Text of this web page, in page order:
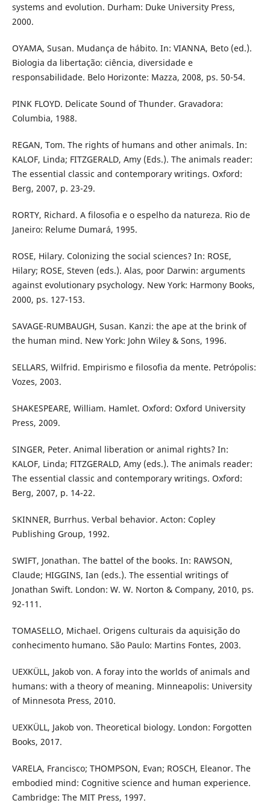
systems and evolution. Durham: Duke University Press,
2000.
OYAMA, Susan. Mudança de hábito. In: VIANNA, Beto (ed.).
Biologia da libertação: ciência, diversidade e
responsabilidade. Belo Horizonte: Mazza, 2008, ps. 50-54.
PINK FLOYD. Delicate Sound of Thunder. Gravadora:
Columbia, 1988.
REGAN, Tom. The rights of humans and other animals. In:
KALOF, Linda; FITZGERALD, Amy (Eds.). The animals reader:
The essential classic and contemporary writings. Oxford:
Berg, 2007, p. 23-29.
RORTY, Richard. A filosofia e o espelho da natureza. Rio de
Janeiro: Relume Dumará, 1995.
ROSE, Hilary. Colonizing the social sciences? In: ROSE,
Hilary; ROSE, Steven (eds.). Alas, poor Darwin: arguments
against evolutionary psychology. New York: Harmony Books,
2000, ps. 127-153.
SAVAGE-RUMBAUGH, Susan. Kanzi: the ape at the brink of
the human mind. New York: John Wiley & Sons, 1996.
SELLARS, Wilfrid. Empirismo e filosofia da mente. Petrópolis:
Vozes, 2003.
SHAKESPEARE, William. Hamlet. Oxford: Oxford University
Press, 2009.
SINGER, Peter. Animal liberation or animal rights? In:
KALOF, Linda; FITZGERALD, Amy (eds.). The animals reader:
The essential classic and contemporary writings. Oxford:
Berg, 2007, p. 14-22.
SKINNER, Burrhus. Verbal behavior. Acton: Copley
Publishing Group, 1992.
SWIFT, Jonathan. The battel of the books. In: RAWSON,
Claude; HIGGINS, Ian (eds.). The essential writings of
Jonathan Swift. London: W. W. Norton & Company, 2010, ps.
92-111.
TOMASELLO, Michael. Origens culturais da aquisição do
conhecimento humano. São Paulo: Martins Fontes, 2003.
UEXKÜLL, Jakob von. A foray into the worlds of animals and
humans: with a theory of meaning. Minneapolis: University
of Minnesota Press, 2010.
UEXKÜLL, Jakob von. Theoretical biology. London: Forgotten
Books, 2017.
VARELA, Francisco; THOMPSON, Evan; ROSCH, Eleanor. The
embodied mind: Cognitive science and human experience.
Cambridge: The MIT Press, 1997.